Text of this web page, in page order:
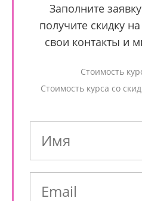
Заполните
получите скидку
свои контакты и
Стоимость
Стоимость курса со